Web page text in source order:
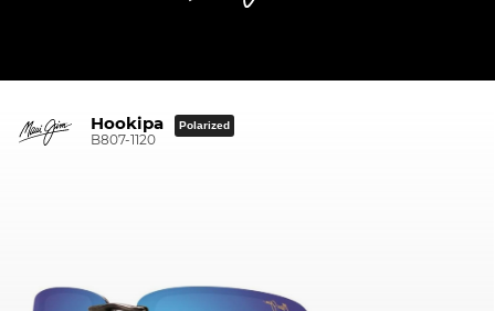
Hookipa
B807-1120
Polarized